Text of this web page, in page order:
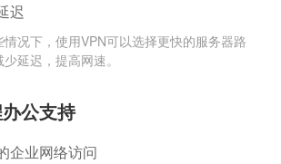
迟
情况下，使用VPN可以选择更快的服务器路
延迟，提高网速。
公支持
企业网络访问